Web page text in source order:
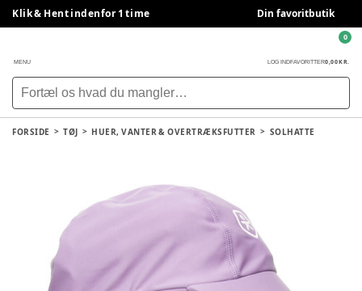
Klik & Hent indenfor 1 time Din favoritbutik
MENU LOG INDFAVORITTER0,00 KR.
0
FORSIDE TØJ HUER, VANTER & OVERTRÆKSFUTTER SOLHATTE